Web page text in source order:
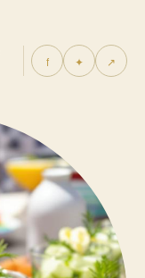
f ✦ ↗